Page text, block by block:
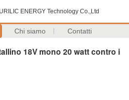
ENERGY Technology Co.,Ltd
Chi siamo Contatti
18V mono 20 watt contro i